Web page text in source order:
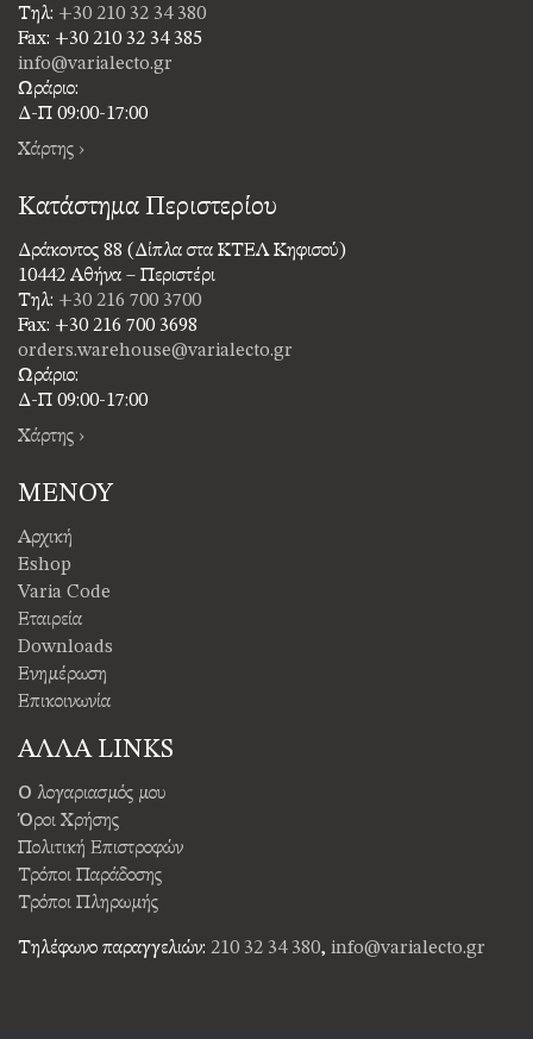
Τηλ: +30 210 32 34 380
Fax: +30 210 32 34 385
info@varialecto.gr
Ωράριο:
Δ-Π 09:00-17:00
Χάρτης ›
Κατάστημα Περιστερίου
Δράκοντος 88 (Δίπλα στα ΚΤΕΛ Κηφισού)
10442 Αθήνα – Περιστέρι
Τηλ: +30 216 700 3700
Fax: +30 216 700 3698
orders.warehouse@varialecto.gr
Ωράριο:
Δ-Π 09:00-17:00
Χάρτης ›
ΜΕΝΟΥ
Αρχική
Eshop
Varia Code
Εταιρεία
Downloads
Ενημέρωση
Επικοινωνία
ΑΛΛΑ LINKS
Ο λογαριασμός μου
Όροι Χρήσης
Πολιτική Επιστροφών
Τρόποι Παράδοσης
Τρόποι Πληρωμής
Τηλέφωνο παραγγελιών: 210 32 34 380, info@varialecto.gr